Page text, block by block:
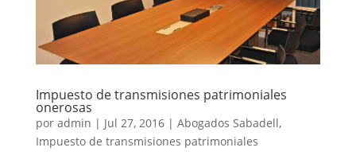
Impuesto de transmisiones patrimoniales
onerosas
por admin | Jul 27, 2016| Abogados Sabadell,
Impuesto de transmisiones patrimoniales